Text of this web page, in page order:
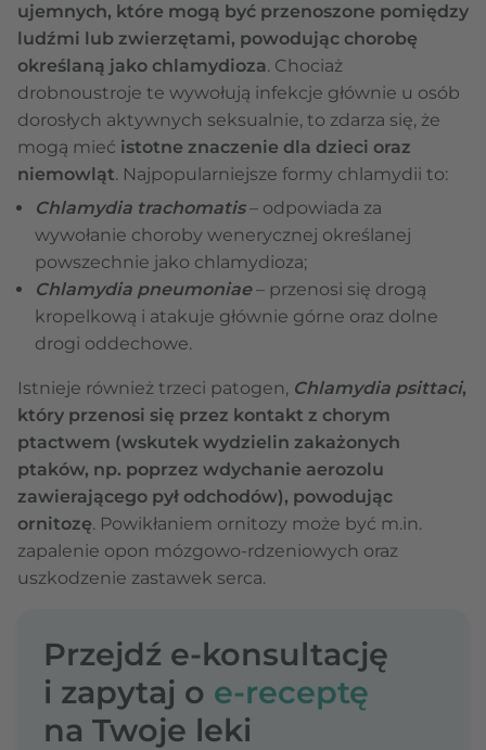
ujemnych, które mogą być przenoszone pomiędzy
ludźmi lub zwierzętami, powodując chorobę
określaną jako chlamydioza. Chociaż
drobnoustroje te wywołują infekcje głównie u osób
dorosłych aktywnych seksualnie, to zdarza się, że
mogą mieć istotne znaczenie dla dzieci oraz
niemowląt. Najpopularniejsze formy chlamydii to:
Chlamydia trachomatis – odpowiada za
wywołanie choroby wenerycznej określanej
powszechnie jako chlamydioza;
Chlamydia pneumoniae – przenosi się drogą
kropelkową i atakuje głównie górne oraz dolne
drogi oddechowe.
Istnieje również trzeci patogen, Chlamydia psittaci,
który przenosi się przez kontakt z chorym
ptactwem (wskutek wydzielin zakażonych
ptaków, np. poprzez wdychanie aerozolu
zawierającego pył odchodów), powodując
ornitozę. Powikłaniem ornitozy może być m.in.
zapalenie opon mózgowo-rdzeniowych oraz
uszkodzenie zastawek serca.
Przejdź e-konsultację
i zapytaj o e-receptę
na Twoje leki